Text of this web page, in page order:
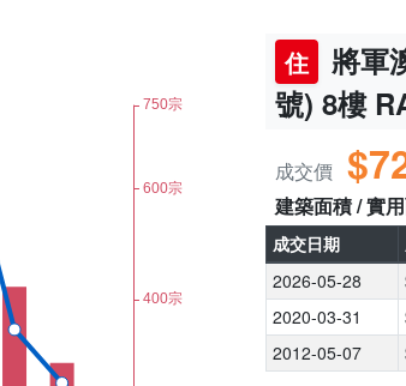
住
將軍
號) 8樓
成交價
建築面積 / 實
成交日期
2026-05-28
2020-03-31
2012-05-07